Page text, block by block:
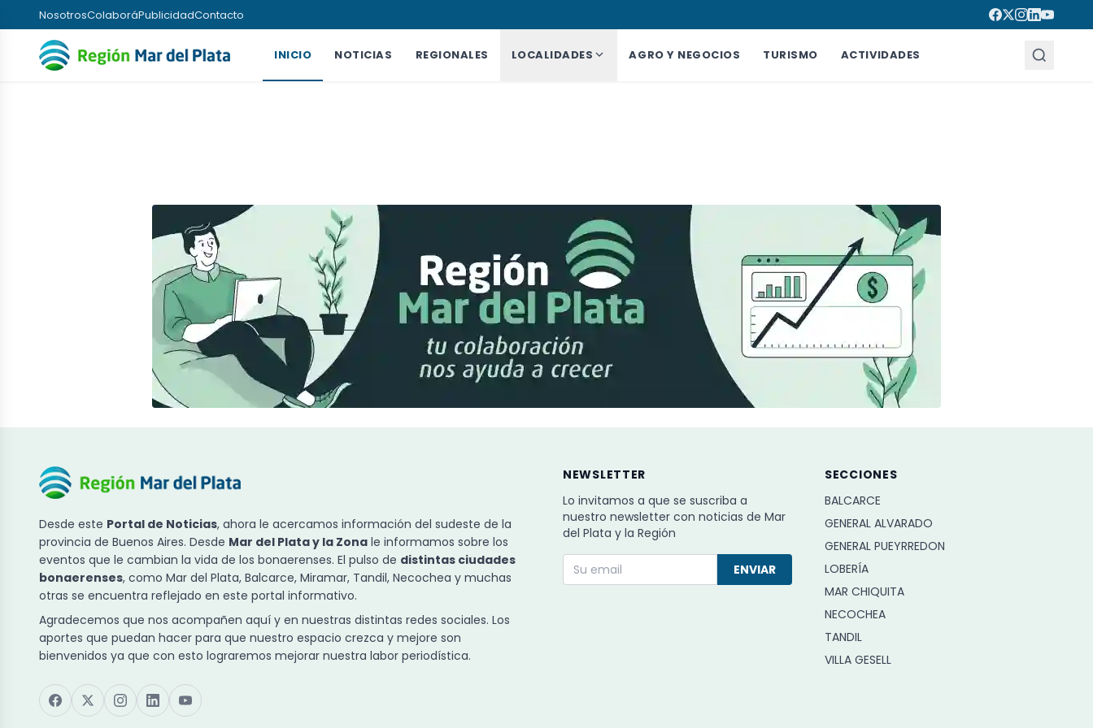
NosotrosColaboráPublicidadContacto
INICIO NOTICIAS REGIONALES LOCALIDADES AGRO Y NEGOCIOS TURISMO ACTIVIDADES
Desde este Portal de Noticias, ahora le acercamos información del sudeste de la
provincia de Buenos Aires. Desde Mar del Plata y la Zona le informamos sobre los
eventos que le cambian la vida de los bonaerenses. El pulso de distintas ciudades
bonaerenses, como Mar del Plata, Balcarce, Miramar, Tandil, Necochea y muchas
otras se encuentra reflejado en este portal informativo.
Agradecemos que nos acompañen aquí y en nuestras distintas redes sociales. Los
aportes que puedan hacer para que nuestro espacio crezca y mejore son
bienvenidos ya que con esto lograremos mejorar nuestra labor periodística.
NEWSLETTER
Lo invitamos a que se suscriba a
nuestro newsletter con noticias de Mar
del Plata y la Región
ENVIAR
SECCIONES
BALCARCE
GENERAL ALVARADO
GENERAL PUEYRREDON
LOBERÍA
MAR CHIQUITA
NECOCHEA
TANDIL
VILLA GESELL